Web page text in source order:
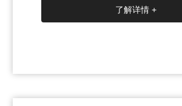
了解详情 +